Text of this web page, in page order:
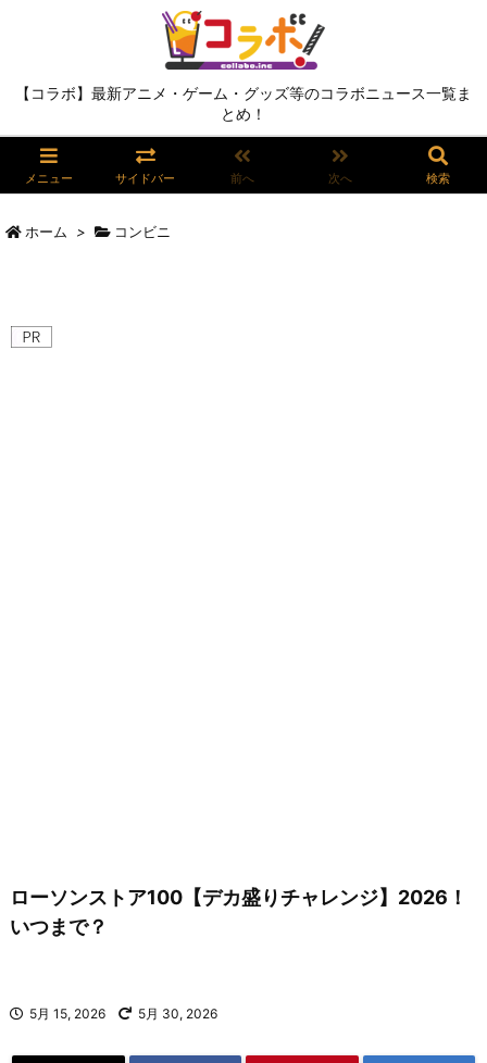
【コラボ】最新アニメ・ゲーム・グッズ等のコラボニュース一覧ま
とめ！
メニュー サイドバー 前へ 次へ 検索
ホーム > コンビニ
ローソンストア100【デカ盛りチャレンジ】2026！
いつまで？
5月 15, 2026 5月 30, 2026